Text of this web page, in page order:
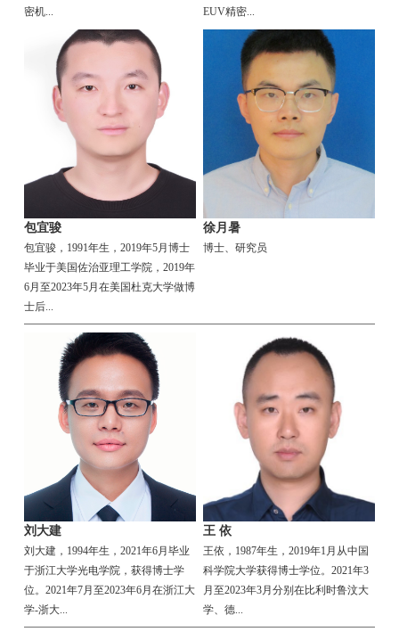
密机...
EUV精密...
包宜骏
包宜骏，1991年生，2019年5月博士
毕业于美国佐治亚理工学院，2019年
6月至2023年5月在美国杜克大学做博
士后...
徐月暑
博士、研究员
刘大建
刘大建，1994年生，2021年6月毕业
于浙江大学光电学院，获得博士学
位。2021年7月至2023年6月在浙江大
学-浙大...
王 依
王依，1987年生，2019年1月从中国
科学院大学获得博士学位。2021年3
月至2023年3月分别在比利时鲁汶大
学、德...